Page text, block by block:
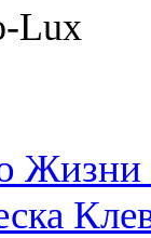
Lux
Жизни